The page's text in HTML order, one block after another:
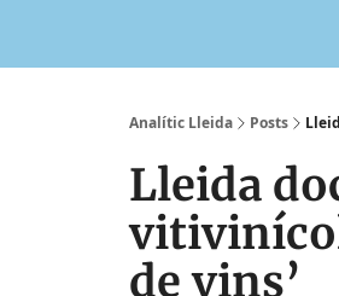
Analític Lleida Posts
Lleida
de vins’